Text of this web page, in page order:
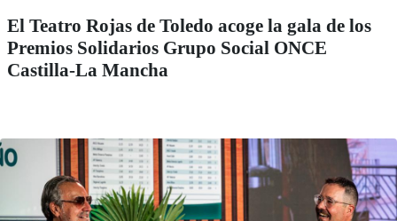
El Teatro Rojas de Toledo acoge la gala de los
Premios Solidarios Grupo Social ONCE
Castilla-La Mancha